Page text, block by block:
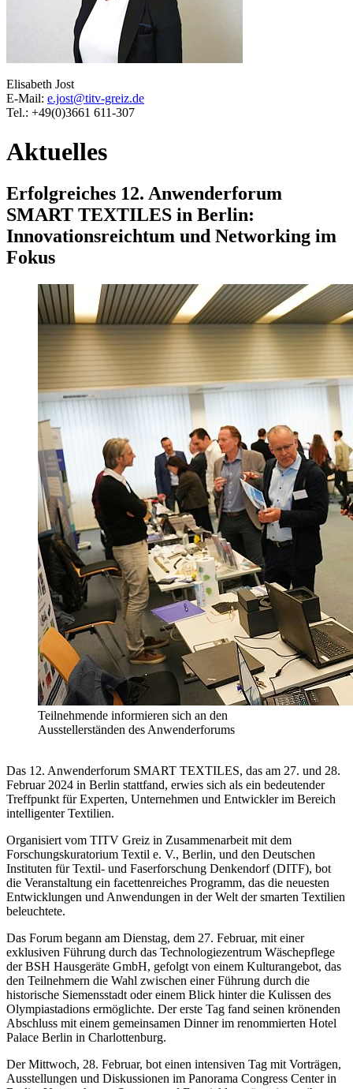
Elisabeth Jost
E-Mail: e.jost@titv-greiz.de
Tel.: +49(0)3661 611-307
Aktuelles
Erfolgreiches 12. Anwenderforum
SMART TEXTILES in Berlin:
Innovationsreichtum und Networking im
Fokus
Teilnehmende informieren sich an den
Ausstellerständen des Anwenderforums
Das 12. Anwenderforum SMART TEXTILES, das am 27. und 28.
Februar 2024 in Berlin stattfand, erwies sich als ein bedeutender
Treffpunkt für Experten, Unternehmen und Entwickler im Bereich
intelligenter Textilien.
Organisiert vom TITV Greiz in Zusammenarbeit mit dem
Forschungskuratorium Textil e. V., Berlin, und den Deutschen
Instituten für Textil- und Faserforschung Denkendorf (DITF), bot
die Veranstaltung ein facettenreiches Programm, das die neuesten
Entwicklungen und Anwendungen in der Welt der smarten Textilien
beleuchtete.
Das Forum begann am Dienstag, dem 27. Februar, mit einer
exklusiven Führung durch das Technologiezentrum Wäschepflege
der BSH Hausgeräte GmbH, gefolgt von einem Kulturangebot, das
den Teilnehmern die Wahl zwischen einer Führung durch die
historische Siemensstadt oder einem Blick hinter die Kulissen des
Olympiastadions ermöglichte. Der erste Tag fand seinen krönenden
Abschluss mit einem gemeinsamen Dinner im renommierten Hotel
Palace Berlin in Charlottenburg.
Der Mittwoch, 28. Februar, bot einen intensiven Tag mit Vorträgen,
Ausstellungen und Diskussionen im Panorama Congress Center in